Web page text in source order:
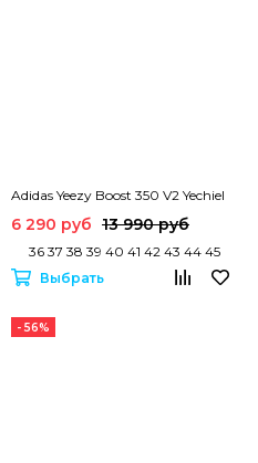
Adidas Yeezy Boost 350 V2 Yechiel
6 290 руб 13 990 руб
36 37 38 39 40 41 42 43 44 45
Выбрать
- 56%